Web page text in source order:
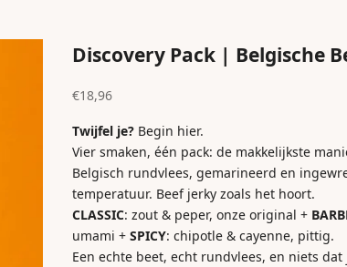
Discovery Pack | Belgische
Aanbiedingsprijs
€18,96
Twijfel je? Begin hier.
Vier smaken, één pack: de makkelijkste
Belgisch rundvlees, gemarineerd en
temperatuur. Beef jerky zoals het hoort.
CLASSIC: zout & peper, onze original +
umami +SPICY: chipotle & cayenne, pittig.
Een echte beet, echt rundvlees, en niets